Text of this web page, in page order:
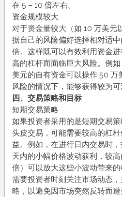
在 5 – 10 倍左右。
资金规模较大
对于资金量较大（如 10 万美元
据自己的风险偏好选择相对适
倍。这样既可以有效利用资金
高的杠杆而面临巨大风险。例
美元的自有资金可以操作 50 万
风险的情况下，能够获得较为可
四、交易策略和目标
短期交易策略
如果投资者采用的是短期交易
头皮交易，可能需要较高的杠
益。例如，在进行日内交易时
天内的小幅价格波动获利，较
倍）可以放大这些小波动带来
需要投资者时刻关注市场动态
略，以避免因市场突然反转而遭